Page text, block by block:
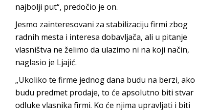
najbolji put“, predočio je on.
Jesmo zainteresovani za stabilizaciju firmi zbog
radnih mesta i interesa dobavljača, ali u pitanje
vlasništva ne želimo da ulazimo ni na koji način,
naglasio je Ljajić.
„Ukoliko te firme jednog dana budu na berzi, ako
budu predmet prodaje, to će apsolutno biti stvar
odluke vlasnika firmi. Ko će njima upravljati i biti